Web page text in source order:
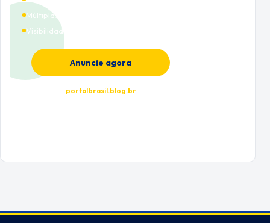
Múltiplas categorias
Visibilidade premium
Anuncie agora
portalbrasil.blog.br